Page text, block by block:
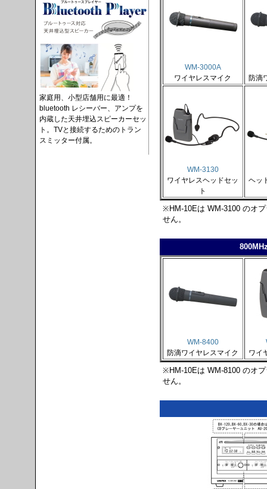
WM-3000A
ワイヤレスマイク
防滴
WM-3130
ワイヤレスヘッドセッ
ト
ヘッ
※HM-10Eは WM-3100 のオ
せん。
WM-8400
防滴ワイヤレスマイク
ワイ
※HM-10Eは WM-8100 のオ
せん。
家庭用、小型店舗用に最適！
bluetooth レシーバー、アンプを
内蔵した天井埋込スピーカーセッ
ト。TVと接続するためのトラン
スミッター付属。